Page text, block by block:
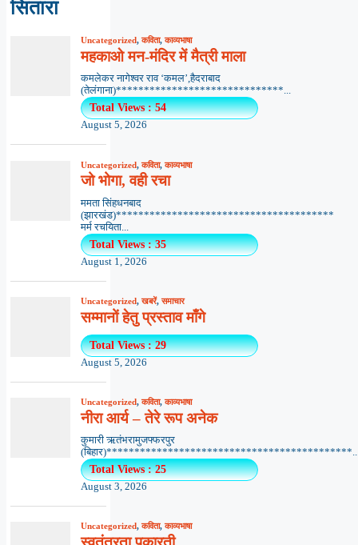
सितारा
Uncategorized,कविता,काव्यभाषा
महकाओ मन-मंदिर में मैत्री माला
कमलेकर नागेश्वर राव ‘कमल’,हैदराबाद
(तेलंगाना)******************************...
Total Views : 54
August 5, 2026
Uncategorized,कविता,काव्यभाषा
जो भोगा, वही रचा
ममता सिंहधनबाद
(झारखंड)***************************************
मर्म रचयिता...
Total Views : 35
August 1, 2026
Uncategorized,खबरें,समाचार
सम्मानों हेतु प्रस्ताव माँगे
Total Views : 29
August 5, 2026
Uncategorized,कविता,काव्यभाषा
नीरा आर्य – तेरे रूप अनेक
कुमारी ऋतंभरामुजफ्फरपुर
Total Views : 25
August 3, 2026
Uncategorized,कविता,काव्यभाषा